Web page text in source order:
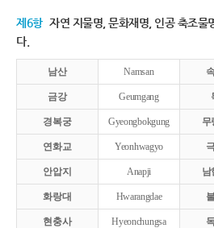
제6항 자연 지물명, 문화재명, 인공 축조물
다.
남산 Namsan
금강 Geumgang
경복궁 Gyeongbokgung 무
연화교 Yeonhwagyo
안압지 Anapji 남
화랑대 Hwarangdae
현충사 Hyeonchungsa